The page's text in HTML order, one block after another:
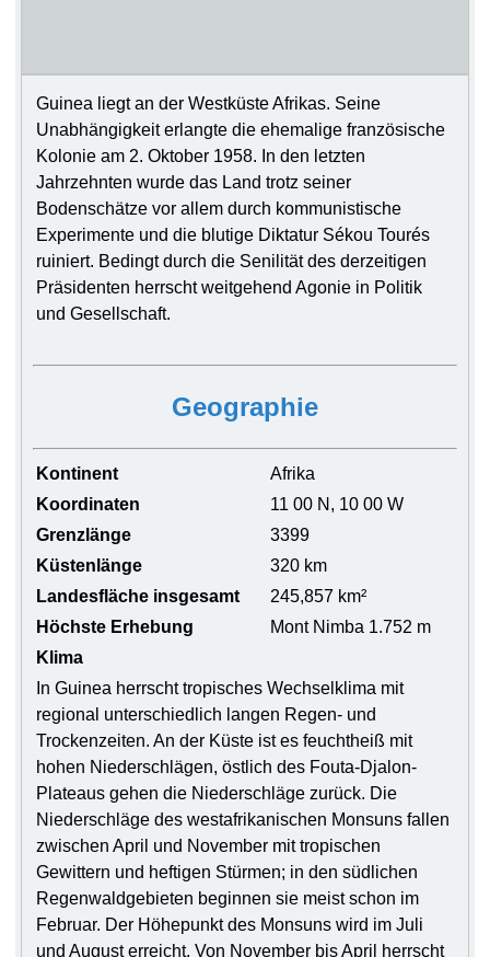
Guinea liegt an der Westküste Afrikas. Seine
Unabhängigkeit erlangte die ehemalige französische
Kolonie am 2. Oktober 1958. In den letzten
Jahrzehnten wurde das Land trotz seiner
Bodenschätze vor allem durch kommunistische
Experimente und die blutige Diktatur Sékou Tourés
ruiniert. Bedingt durch die Senilität des derzeitigen
Präsidenten herrscht weitgehend Agonie in Politik
und Gesellschaft.
Geographie
Kontinent
Afrika
Koordinaten
11 00 N, 10 00 W
Grenzlänge
3399
Küstenlänge
320 km
Landesfläche insgesamt
245,857 km²
Höchste Erhebung
Mont Nimba 1.752 m
Klima
In Guinea herrscht tropisches Wechselklima mit
regional unterschiedlich langen Regen- und
Trockenzeiten. An der Küste ist es feuchtheiß mit
hohen Niederschlägen, östlich des Fouta-Djalon-
Plateaus gehen die Niederschläge zurück. Die
Niederschläge des westafrikanischen Monsuns fallen
zwischen April und November mit tropischen
Gewittern und heftigen Stürmen; in den südlichen
Regenwaldgebieten beginnen sie meist schon im
Februar. Der Höhepunkt des Monsuns wird im Juli
und August erreicht. Von November bis April herrscht